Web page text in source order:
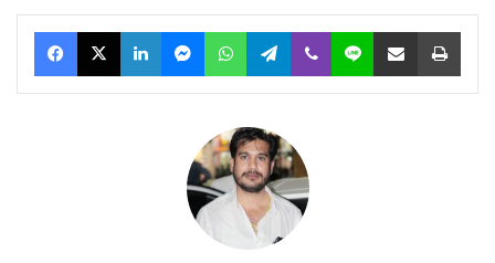
Facebook
X LinkedInMessengerWhatsAppTelegram
Viber Line Share via Email Print